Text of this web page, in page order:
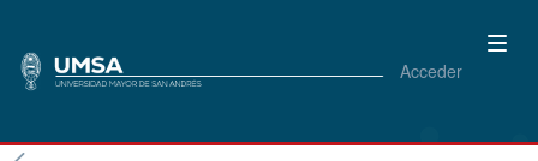
Acceder